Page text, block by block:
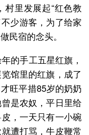
里发展起“红色教
少游客，为了给家
民宿的念头。
的手工五星红旗，
馆里的红旗，成了
旺平措85岁的奶奶
是农奴，平日里给
，一天只有一小碗
遭打骂，牛皮鞭常